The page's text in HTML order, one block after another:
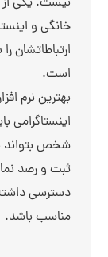
خانگی و
ارتباطاتشان
است.
اینستاگرامی
شخص بتواند
ثبت و رصد
دسترسی
مناسب باشد.